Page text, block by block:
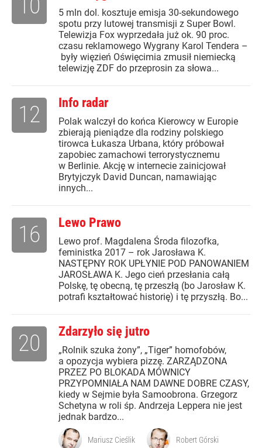
5 mln dol. kosztuje emisja 30-sekundowego
spotu przy lutowej transmisji z Super Bowl.
Telewizja Fox wyprzedała już ok. 90 proc.
czasu reklamowego Wygrany Karol Tendera –
były więzień Oświęcimia zmusił niemiecką
telewizję ZDF do przeprosin za słowa...
10
Info radar
Polak walczył do końca Kierowcy w Europie
zbierają pieniądze dla rodziny polskiego
tirowca Łukasza Urbana, który próbował
zapobiec zamachowi terrorystycznemu
w Berlinie. Akcję w internecie zainicjował
Brytyjczyk David Duncan, namawiając
innych...
12
Lewo Prawo
Lewo prof. Magdalena Środa filozofka,
feministka 2017 – rok Jarosława K.
NASTĘPNY ROK UPŁYNIE POD PANOWANIEM
JAROSŁAWA K. Jego cień przesłania całą
Polskę, tę obecną, tę przeszłą (bo Jarosław K.
potrafi kształtować historię) i tę przyszłą. Bo...
16
Zdarzyło się jutro
„Rolnik szuka żony”, „Tiger” homofobów,
a opozycja wybiera pizzę. ZARZĄDZONA
PRZEZ PO BLOKADA MÓWNICY
PRZYPOMNIAŁA NAM DAWNE DOBRE CZASY,
kiedy w Sejmie była Samoobrona. Grzegorz
Schetyna w roli śp. Andrzeja Leppera nie jest
jednak bardzo...
20
Mariusz Cieślik Robert Górski